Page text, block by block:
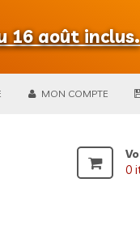
16 août inclus.
MON COMPTE
0